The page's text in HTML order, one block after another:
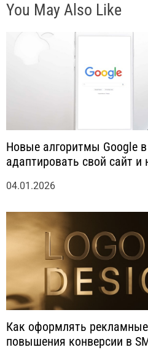
You May Also Like
Новые алгоритмы Google в
адаптировать свой сайт и
04.01.2026
Как оформлять
повышения конверсии в